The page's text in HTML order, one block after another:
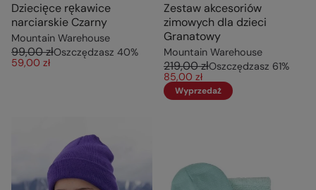
Dziecięce rękawice
narciarskie Czarny
Mountain Warehouse
99,00 złOszczędzasz 40%
59,00 zł
Zestaw akcesoriów
zimowych dla dzieci
Granatowy
Mountain Warehouse
219,00 złOszczędzasz 61%
85,00 zł
Wyprzedaż